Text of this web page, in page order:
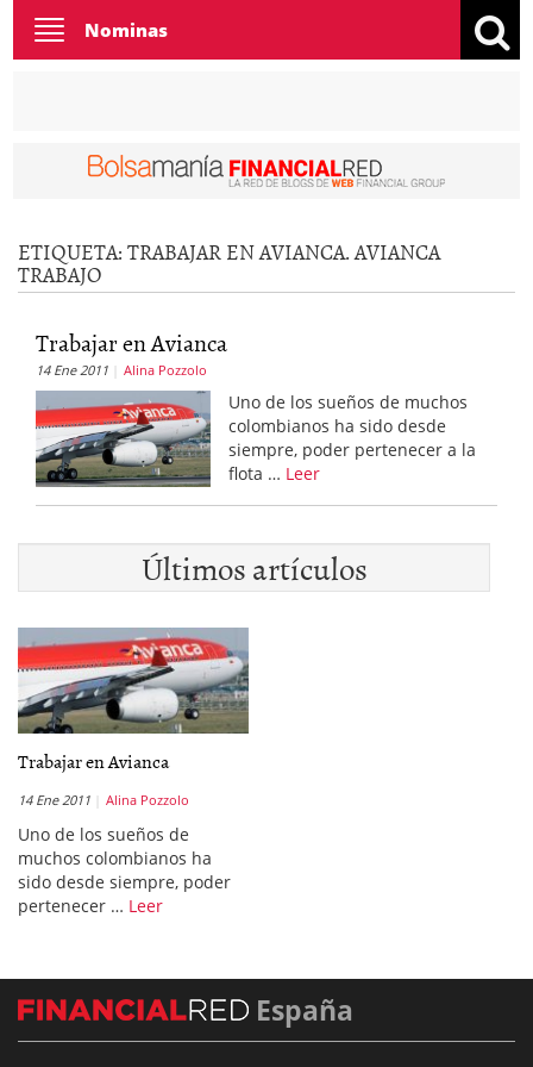
Toggle
navigation
Nominas
ETIQUETA:TRABAJAR EN AVIANCA. AVIANCA
TRABAJO
Trabajar en Avianca
14 Ene 2011 Alina Pozzolo
Uno de los sueños de muchos
colombianos ha sido desde
siempre, poder pertenecer a la
flota … Leer
Últimos artículos
Trabajar en Avianca
14 Ene 2011 Alina Pozzolo
Uno de los sueños de
muchos colombianos ha
sido desde siempre, poder
pertenecer … Leer
España